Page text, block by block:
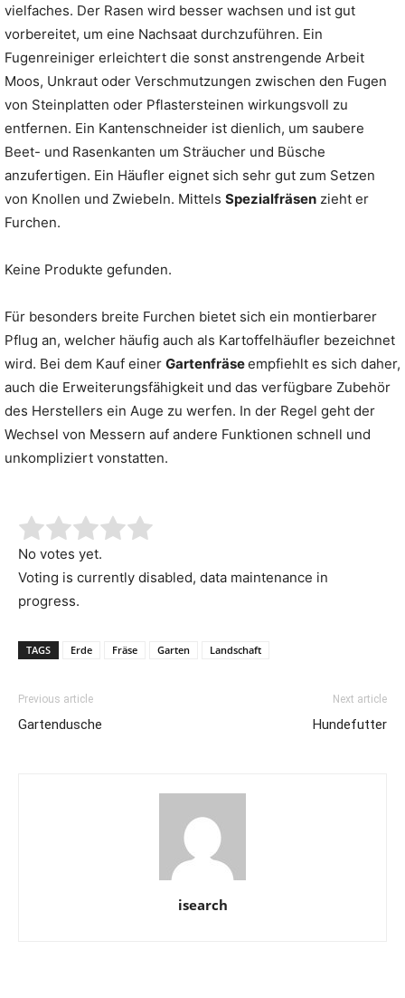
vielfaches. Der Rasen wird besser wachsen und ist gut
vorbereitet, um eine Nachsaat durchzuführen. Ein
Fugenreiniger erleichtert die sonst anstrengende Arbeit
Moos, Unkraut oder Verschmutzungen zwischen den Fugen
von Steinplatten oder Pflastersteinen wirkungsvoll zu
entfernen. Ein Kantenschneider ist dienlich, um saubere
Beet- und Rasenkanten um Sträucher und Büsche
anzufertigen. Ein Häufler eignet sich sehr gut zum Setzen
von Knollen und Zwiebeln. Mittels Spezialfräsen zieht er
Furchen.
Keine Produkte gefunden.
Für besonders breite Furchen bietet sich ein montierbarer
Pflug an, welcher häufig auch als Kartoffelhäufler bezeichnet
wird. Bei dem Kauf einer Gartenfräseempfiehlt es sich daher,
auch die Erweiterungsfähigkeit und das verfügbare Zubehör
des Herstellers ein Auge zu werfen. In der Regel geht der
Wechsel von Messern auf andere Funktionen schnell und
unkompliziert vonstatten.
No votes yet.
Voting is currently disabled, data maintenance in
progress.
TAGS Erde Fräse Garten Landschaft
Previous article
Gartendusche
Next article
Hundefutter
isearch